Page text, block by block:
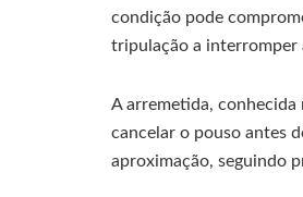
condição pode
tripulação a interromper
A arremetida, conhecida
cancelar o pouso antes
aproximação, seguindo